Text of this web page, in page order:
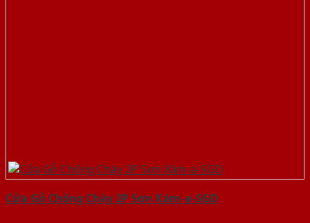
Cửa Gỗ Chống Cháy 2P Sơn Xám-a-SGD